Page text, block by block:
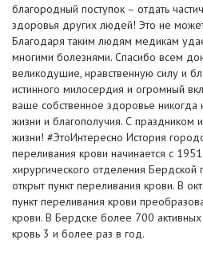
благородный поступок – отдать
здоровья других людей! Это не
Благодаря таким людям медикам
многими болезнями. Спасибо всем
великодушие, нравственную силу и
истинного милосердия и огромный
ваше собственное здоровье никогда
жизни и благополучия. С праздником
жизни! #ЭтоИнтересно История
переливания крови начинается с
хирургического отделения
открыт пункт переливания крови. В
пункт переливания крови
крови. В Бердске более 700
кровь 3 и более раз в год.